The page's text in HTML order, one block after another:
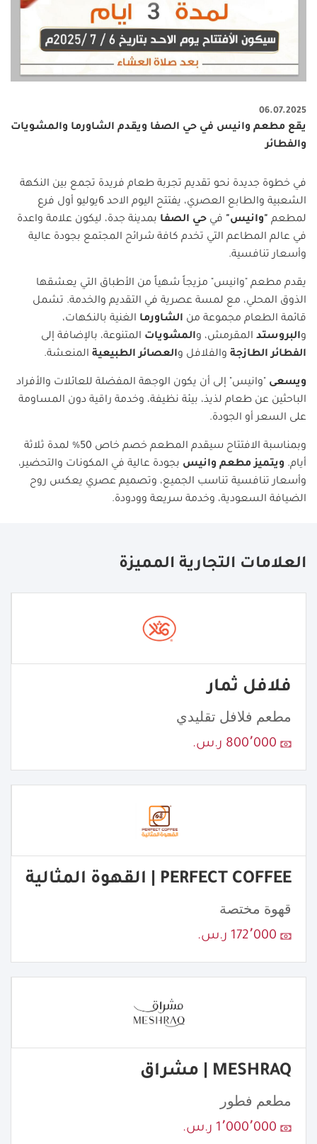
06.07.2025
يقع مطعم وانيس في حي الصفا ويقدم الشاورما والمشويات
والفطائر
في خطوة جديدة نحو تقديم تجربة طعام فريدة تجمع بين النكهة
الشعبية والطابع العصري، يفتتح اليوم الاحد 6يوليو أول فرع
لمطعم "وانيس" في حي الصفا بمدينة جدة، ليكون علامة واعدة
في عالم المطاعم التي تخدم كافة شرائح المجتمع بجودة عالية
وأسعار تنافسية.
يقدم مطعم "وانيس" مزيجاً شهياً من الأطباق التي يعشقها
الذوق المحلي، مع لمسة عصرية في التقديم والخدمة. تشمل
قائمة الطعام مجموعة من الشاورما الغنية بالنكهات،
والبروستد المقرمش، والمشويات المتنوعة، بالإضافة إلى
الفطائر الطازجة والفلافل والعصائر الطبيعية المنعشة.
ويسعى "وانيس" إلى أن يكون الوجهة المفضلة للعائلات والأفراد
الباحثين عن طعام لذيذ، بيئة نظيفة، وخدمة راقية دون المساومة
على السعر أو الجودة.
وبمناسبة الافتتاح سيقدم المطعم خصم خاص 50% لمدة ثلاثة
أيام. ويتميز مطعم وانيس بجودة عالية في المكونات والتحضير،
وأسعار تنافسية تناسب الجميع، وتصميم عصري يعكس روح
الضيافة السعودية، وخدمة سريعة وودودة.
العلامات التجارية المميزة
فلافل ثمار
مطعم فلافل تقليدي
800٬000 ر.س.
PERFECT COFFEE | القهوة المثالية
قهوة مختصة
172٬000 ر.س.
MESHRAQ | مشراق
مطعم فطور
1٬000٬000 ر.س.